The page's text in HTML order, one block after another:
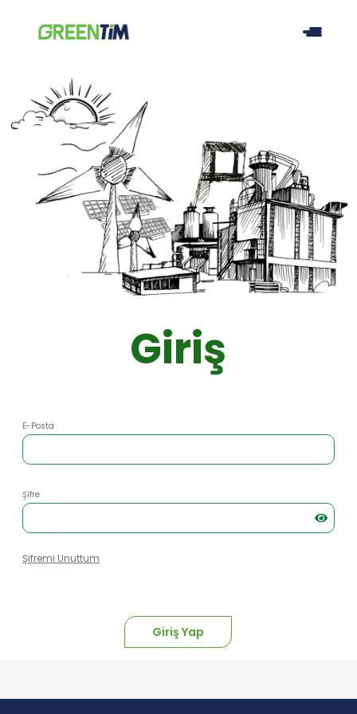
Giriş
E-Posta
Şifre
Şifremi Unuttum
Giriş Yap